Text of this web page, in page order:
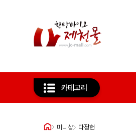
카테고리
미니샵 다정헌